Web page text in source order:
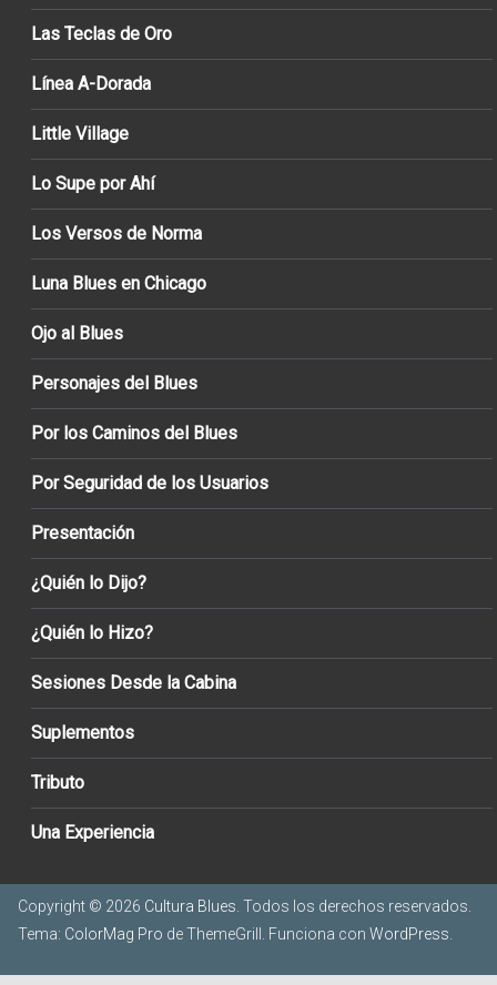
Las Teclas de Oro
Línea A-Dorada
Little Village
Lo Supe por Ahí
Los Versos de Norma
Luna Blues en Chicago
Ojo al Blues
Personajes del Blues
Por los Caminos del Blues
Por Seguridad de los Usuarios
Presentación
¿Quién lo Dijo?
¿Quién lo Hizo?
Sesiones Desde la Cabina
Suplementos
Tributo
Una Experiencia
Copyright © 2026 Cultura Blues . Todos los derechos reservados.
Tema: ColorMag Pro de ThemeGrill. Funciona con WordPress